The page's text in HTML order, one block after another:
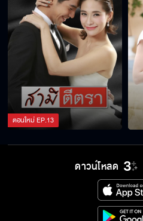
ตอนใหม่EP.13
ดาวน์โหลด